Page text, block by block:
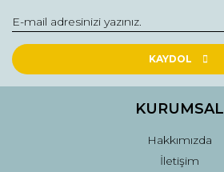
KAYDOL
KURUMSAL
Hakkımızda
İletişim